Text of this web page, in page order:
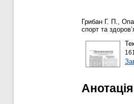
Грибан Г. П.,
спорт та
Анотація